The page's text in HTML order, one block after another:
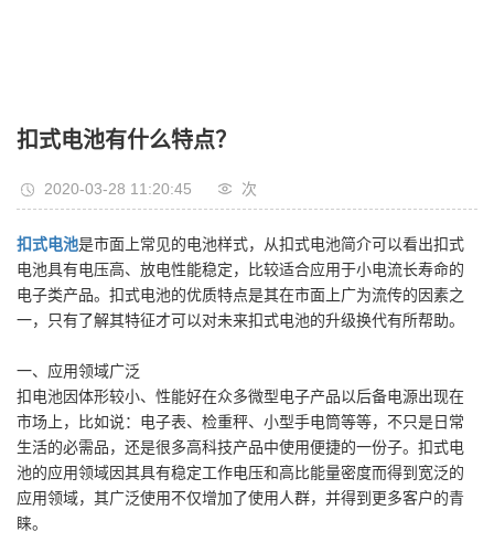
扣式电池有什么特点？
2020-03-28 11:20:45 次
扣式电池是市面上常见的电池样式，从扣式电池简介可以看出扣式
电池具有电压高、放电性能稳定，比较适合应用于小电流长寿命的
电子类产品。扣式电池的优质特点是其在市面上广为流传的因素之
一，只有了解其特征才可以对未来扣式电池的升级换代有所帮助。
一、应用领域广泛
扣电池因体形较小、性能好在众多微型电子产品以后备电源出现在
市场上，比如说：电子表、检重秤、小型手电筒等等，不只是日常
生活的必需品，还是很多高科技产品中使用便捷的一份子。扣式电
池的应用领域因其具有稳定工作电压和高比能量密度而得到宽泛的
应用领域，其广泛使用不仅增加了使用人群，并得到更多客户的青
睐。